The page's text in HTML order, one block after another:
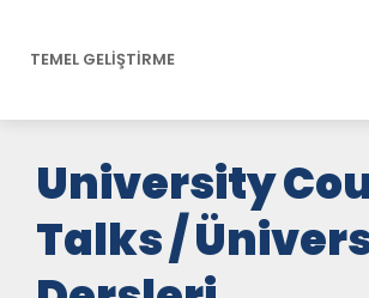
TEMEL GELİŞTİRME
University
Talks /